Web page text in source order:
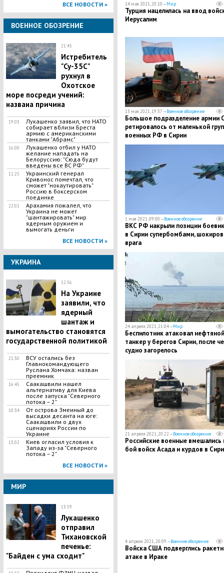
ВСЕ НОВОСТИ »
ВОЕННОЕ ОБОЗРЕНИЕ
21:45
Истребитель
"Су-35С"
рухнул в
Охотское
море посреди учений:
названа причина
19:03
Лукашенко заявил, что НАТО
собирает вблизи Бреста
армию с американскими
танками "Абрамс"
16:00
Лукашенко отбил у НАТО
желание нападать на
Белоруссию: "Сюда будут
введены все ВС РФ"
11:25
Украинский генерал
Кривонос помечтал, что
сможет "нокаутировать"
Россию в боксерском
поединке
22:02
Арахамия пожалел, что
Украина не может
"шантажировать" мир
ядерным оружием и
вымогать деньги
ВСЕ НОВОСТИ »
УКРАИНА
12:56
На Украине
заявили, что
ядерный
шантаж и
вымогательство становятся
государственной политикой
21:30
ВСУ остались без
Главнокомандующего
Руслана Хомчака: назван
преемник
16:45
Саакашвили нашел
альтернативу для Киева
после запуска "Северного
потока – 2"
10:34
​От острова Змеиный до
высадки десанта на юге:
Саакашвили о двух
сценариях России по
Украине
13:02
Киев огласил условия к
Западу из-за "Северного
потока – 2"
ВСЕ НОВОСТИ »
МИР
13:59
Лукашенко
отправил
Тихановской
печенье:
"Байден с ума сходит"
14 мая 2021, 20:10 —Мир
Турция нацелилась на ввод
Иерусалим
13 мая 2021, 19:37 —Военное обозрение
Большое подразделение армии
ретировалось от маленькой
военных РФ в Сирии
1 мая 2021, 09:00 —Военное обозрение
ВКС РФ накрыли позиции
в Сирии супербомбами,
врага
24 апреля 2021, 21:04 —Мир
Беспилотник атаковал нефтяной
танкер у берегов Сирии, после
судно загорелось
21 апреля 2021, 20:22 —Военное обозрение
Российские военные вмешались
бой войск Асада и курдов в
4 апреля 2021, 20:09 —Военное обозрение
Войска США подверглись
атаке в Ираке